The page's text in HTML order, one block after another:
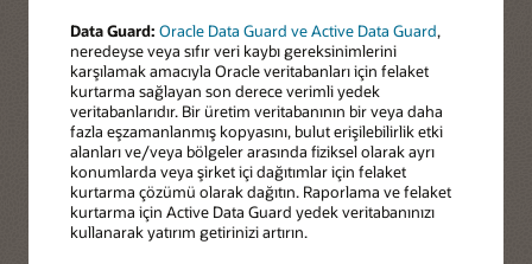
Data Guard: Oracle Data Guard ve Active Data Guard,
neredeyse veya sıfır veri kaybı gereksinimlerini
karşılamak amacıyla Oracle veritabanları için felaket
kurtarma sağlayan son derece verimli yedek
veritabanlarıdır. Bir üretim veritabanının bir veya daha
fazla eşzamanlanmış kopyasını, bulut erişilebilirlik etki
alanları ve/veya bölgeler arasında fiziksel olarak ayrı
konumlarda veya şirket içi dağıtımlar için felaket
kurtarma çözümü olarak dağıtın. Raporlama ve felaket
kurtarma için Active Data Guard yedek veritabanınızı
kullanarak yatırım getirinizi artırın.